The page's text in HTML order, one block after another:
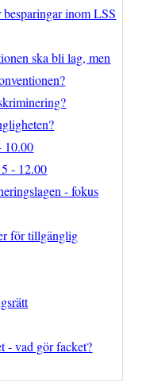
inom LSS
ska bli lag, men
10.00
- 12.00
- fokus
för tillgänglig
- vad gör facket?